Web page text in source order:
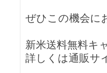
ぜひこの機会に
新米送料無料キ
詳しくは通販サ